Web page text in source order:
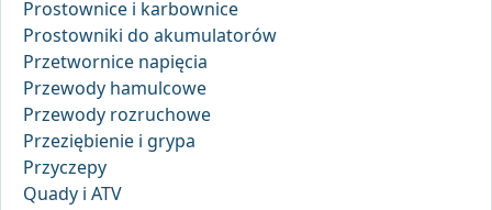
Prostownice i karbownice
Prostowniki do akumulatorów
Przetwornice napięcia
Przewody hamulcowe
Przewody rozruchowe
Przeziębienie i grypa
Przyczepy
Quady i ATV